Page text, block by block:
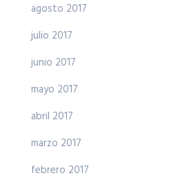
agosto 2017
julio 2017
junio 2017
mayo 2017
abril 2017
marzo 2017
febrero 2017